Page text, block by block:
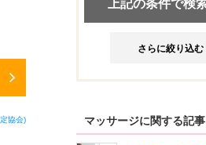
協会)
さらに絞り込む
マッサージに関する記事